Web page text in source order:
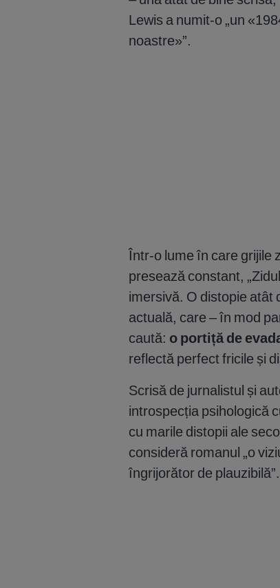
Lewis a numit-o „un
noastre»”.
Într-o lume în care grijile
presează constant,
imersivă. O distopie atât
actuală, care – în mod
caută: o portiță de
reflectă perfect fricile și
Scrisă de jurnalistul și
introspecția psihologică
cu marile distopii ale
consideră romanul „o
îngrijorător de plauzibilă”.